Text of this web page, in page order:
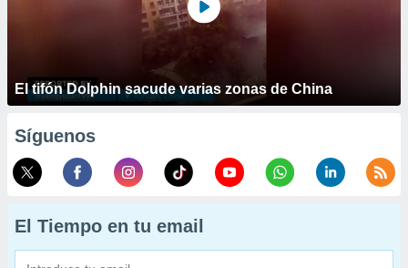
El tifón Dolphin sacude varias zonas de China
Síguenos
El Tiempo en tu email